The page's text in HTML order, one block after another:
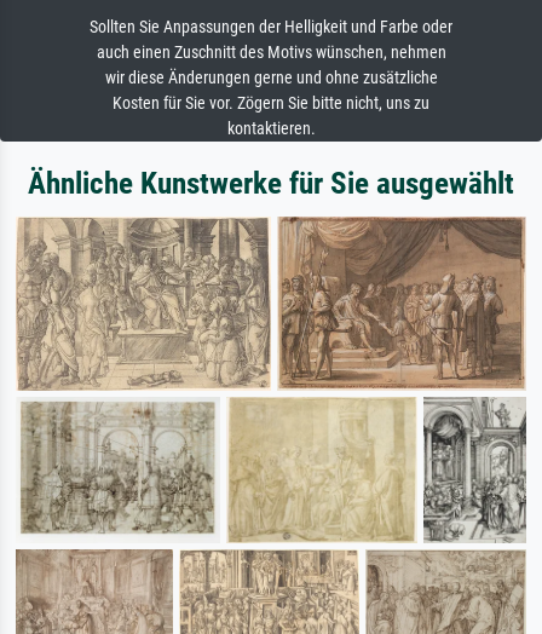
Sollten Sie Anpassungen der Helligkeit und Farbe oder
auch einen Zuschnitt des Motivs wünschen, nehmen
wir diese Änderungen gerne und ohne zusätzliche
Kosten für Sie vor. Zögern Sie bitte nicht, uns zu
kontaktieren.
Ähnliche Kunstwerke für Sie ausgewählt